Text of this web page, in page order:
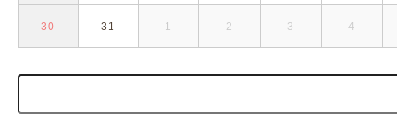
30 31 1 2 3 4